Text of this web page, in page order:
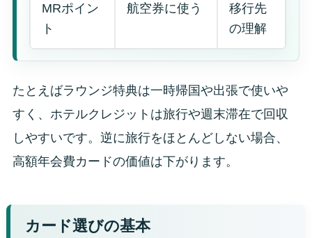
MRポイン
ト
航空券に使う
移行先
の理解
たとえばラウンジ特典は一時帰国や出張で使いや
すく、ホテルクレジットは旅行や週末滞在で回収
しやすいです。逆に旅行をほとんどしない場合、
高額年会費カードの価値は下がります。
カード選びの基本